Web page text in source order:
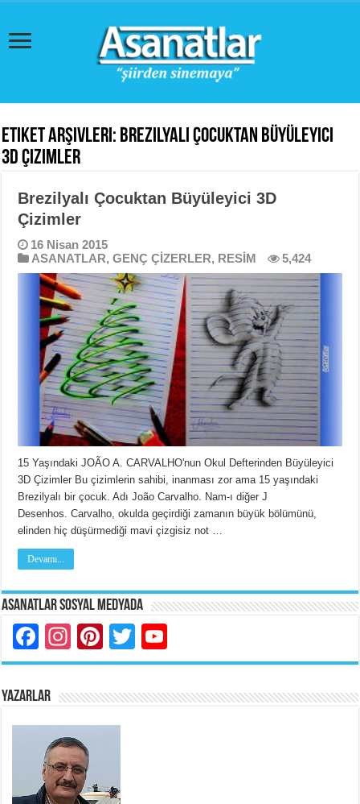
Etiket Arşivleri: Brezilyalı Çocuktan Büyüleyici
3D Çizimler
Brezilyalı Çocuktan Büyüleyici 3D
Çizimler
16 Nisan 2015
ASANATLAR,GENÇ ÇİZERLER, RESİM 5,424
15 Yaşındaki JOÃO A. CARVALHO'nun Okul Defterinden Büyüleyici
3D Çizimler Bu çizimlerin sahibi, inanması zor ama 15 yaşındaki
Brezilyalı bir çocuk. Adı João Carvalho. Nam-ı diğer J
Desenhos. Carvalho, okulda geçirdiği zamanın büyük bölümünü,
elinden hiç düşürmediği mavi çizgisiz not …
Devamı...
Asanatlar Sosyal Medyada
Facebook
Instagram
Pinterest
Twitter
YAZARLAR